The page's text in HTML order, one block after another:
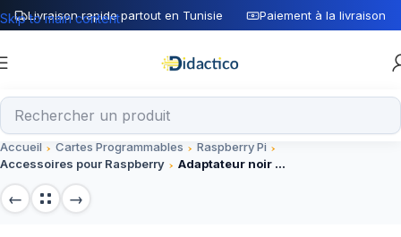
Livraison rapide partout en Tunisie Paiement à la livraison
Skip to main content
Accueil Cartes Programmables
Raspberry Pi
Accessoires pour Raspberry
Adaptateur noir DATA Micro USB vers USB Type-C